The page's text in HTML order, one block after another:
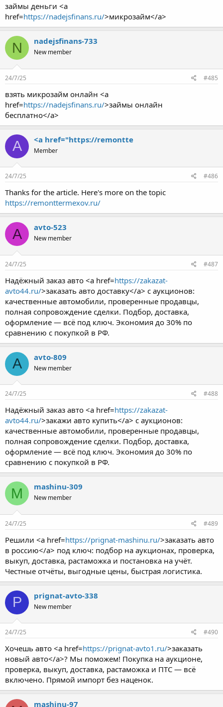
займы деньги <a
href=https://nadejsfinans.ru/>микрозайм</a>
N nadejsfinans-733
New member
24/7/25 #485
взять микрозайм онлайн <a
href=https://nadejsfinans.ru/>займы онлайн
бесплатно</a>
A <a href="https://remontte
Member
24/7/25 #486
Thanks for the article. Here's more on the topic
https://remonttermexov.ru/
A avto-523
New member
24/7/25 #487
Надёжный заказ авто <a href=https://zakazat-
avto44.ru/>заказать авто доставку</a> с аукционов:
качественные автомобили, проверенные продавцы,
полная сопровождение сделки. Подбор, доставка,
оформление — всё под ключ. Экономия до 30% по
сравнению с покупкой в РФ.
A avto-809
New member
24/7/25 #488
Надёжный заказ авто <a href=https://zakazat-
avto44.ru/>закажи авто купить</a> с аукционов:
качественные автомобили, проверенные продавцы,
полная сопровождение сделки. Подбор, доставка,
оформление — всё под ключ. Экономия до 30% по
сравнению с покупкой в РФ.
M mashinu-309
New member
24/7/25 #489
Решили <a href=https://prignat-mashinu.ru/>заказать авто
в россию</a> под ключ: подбор на аукционах, проверка,
выкуп, доставка, растаможка и постановка на учёт.
Честные отчёты, выгодные цены, быстрая логистика.
P prignat-avto-338
New member
24/7/25 #490
Хочешь авто <a href=https://prignat-avto1.ru/>заказать
новый авто</a>? Мы поможем! Покупка на аукционе,
проверка, выкуп, доставка, растаможка и ПТС — всё
включено. Прямой импорт без наценок.
mashinu-97